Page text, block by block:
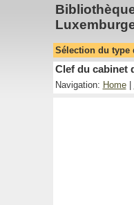
Sélection du type
Clef du cabinet
Navigation: Home|